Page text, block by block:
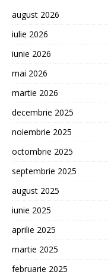
august 2026
iulie 2026
iunie 2026
mai 2026
martie 2026
decembrie 2025
noiembrie 2025
octombrie 2025
septembrie 2025
august 2025
iunie 2025
aprilie 2025
martie 2025
februarie 2025